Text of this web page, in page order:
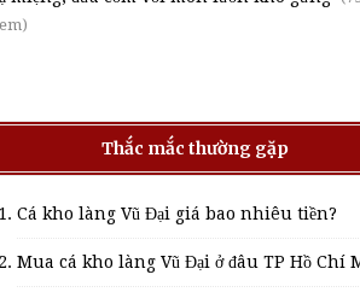
Thắc mắc thường gặp
Cá kho làng Vũ Đại giá bao nhiêu tiền?
Mua cá kho làng Vũ Đại ở đâu TP Hồ Chí